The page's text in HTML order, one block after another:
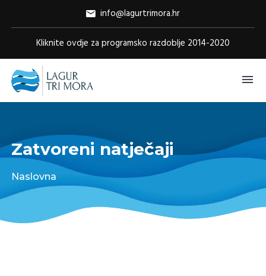
info@lagurtrimora.hr
Kliknite ovdje za programsko razdoblje 2014-2020
Zatvoreni natječaji
Naslovna